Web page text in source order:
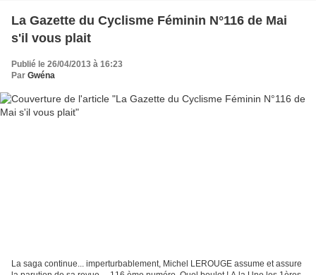
La Gazette du Cyclisme Féminin N°116 de Mai
s'il vous plait
Publié le 26/04/2013 à 16:23
Par Gwéna
La saga continue... imperturbablement, Michel LEROUGE assume et assure